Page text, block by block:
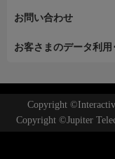
お問い合わせ
お客さまのデータ利
Copyright
Copyright ©Jupiter